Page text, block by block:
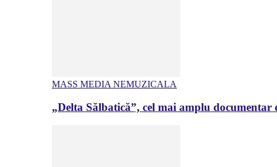
MASS MEDIA NEMUZICALA
„Delta Sălbatică”, cel mai amplu